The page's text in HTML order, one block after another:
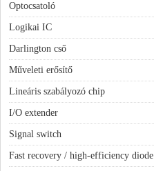
Optocsatoló
Logikai IC
Darlington cső
Műveleti erősítő
Lineáris szabályozó chip
I/O extender
Signal switch
Fast recovery / high-efficiency diode